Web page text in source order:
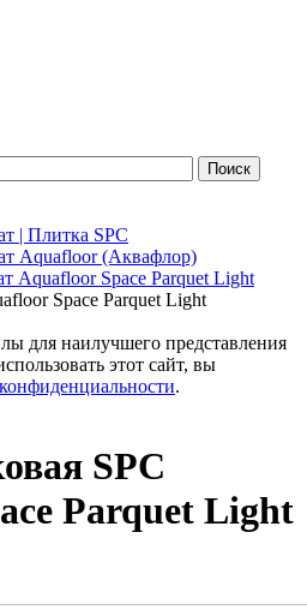
| Плитка SPC
Aquafloor (Аквафлор)
Aquafloor Space Parquet Light
Space Parquet Light
для наилучшего представления
этот сайт, вы
.
SPC
Parquet Light